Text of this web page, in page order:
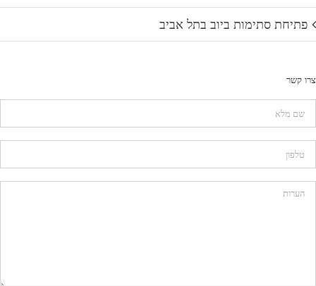
פתיחת סתימות ביוב בתל אביב
צרו קשר